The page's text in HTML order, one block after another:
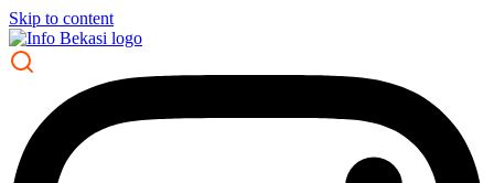
Skip to content